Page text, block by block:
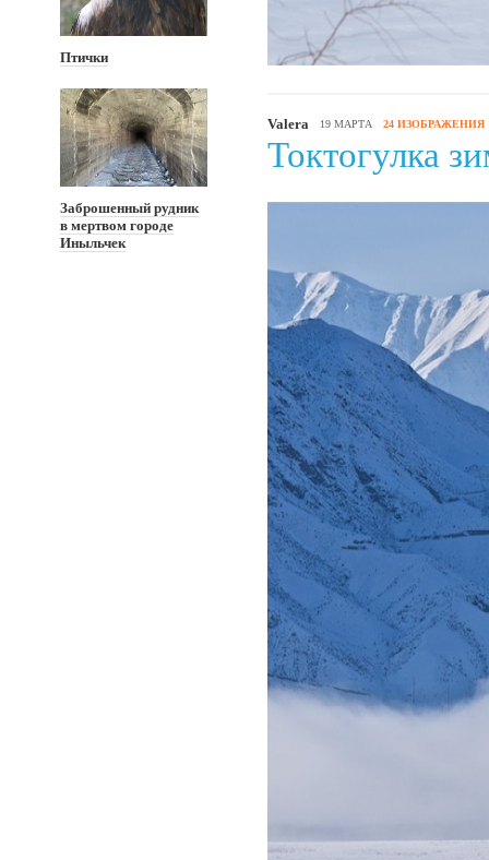
Птички
Заброшенный рудник
в мертвом городе
Иныльчек
Valera 19 МАРТА 24 ИЗОБРАЖЕНИЯ
Токтогулка